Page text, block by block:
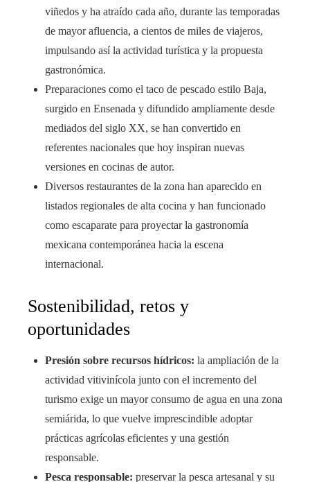
viñedos y ha atraído cada año, durante las temporadas
de mayor afluencia, a cientos de miles de viajeros,
impulsando así la actividad turística y la propuesta
gastronómica.
Preparaciones como el taco de pescado estilo Baja,
surgido en Ensenada y difundido ampliamente desde
mediados del siglo XX, se han convertido en
referentes nacionales que hoy inspiran nuevas
versiones en cocinas de autor.
Diversos restaurantes de la zona han aparecido en
listados regionales de alta cocina y han funcionado
como escaparate para proyectar la gastronomía
mexicana contemporánea hacia la escena
internacional.
Sostenibilidad, retos y
oportunidades
Presión sobre recursos hídricos: la ampliación de la
actividad vitivinícola junto con el incremento del
turismo exige un mayor consumo de agua en una zona
semiárida, lo que vuelve imprescindible adoptar
prácticas agrícolas eficientes y una gestión
responsable.
Pesca responsable: preservar la pesca artesanal y su